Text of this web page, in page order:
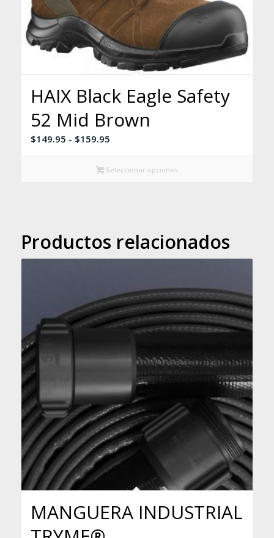
HAIX Black Eagle Safety
52 Mid Brown
$149.95 - $159.95Rango
precios:
Seleccionar opciones
Productos relacionados
MANGUERA INDUSTRIAL